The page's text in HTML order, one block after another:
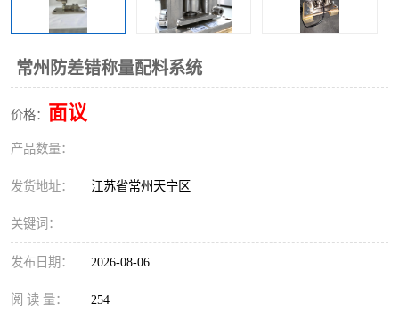
常州防差错称量配料系统
价格： 面议
产品数量：
发货地址： 江苏省常州天宁区
关键词：
发布日期： 2026-08-06
阅 读 量： 254